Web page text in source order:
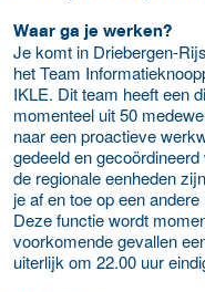
Waar ga je werken?
Je komt in Driebergen-
het Team
IKLE. Dit team heeft een
momenteel uit 50
naar een proactieve
gedeeld en
de regionale eenheden
je af en toe op een
Deze functie wordt
voorkomende gevallen
uiterlijk om 22.00 uur